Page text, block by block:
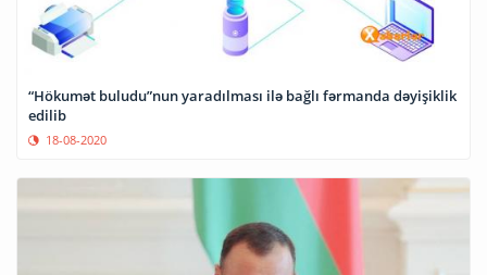
“Hökumət buludu”nun yaradılması ilə bağlı fərmanda dəyişiklik
edilib
18-08-2020